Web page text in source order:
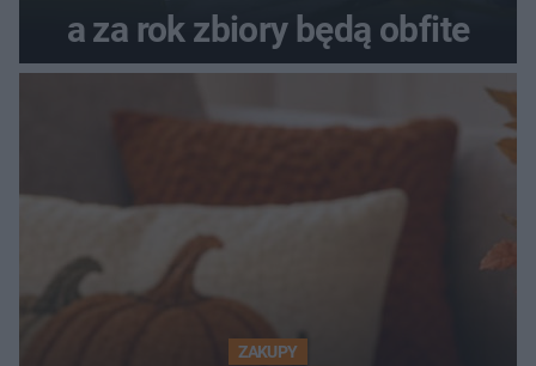
a za rok zbiory będą obfite
ZAKUPY